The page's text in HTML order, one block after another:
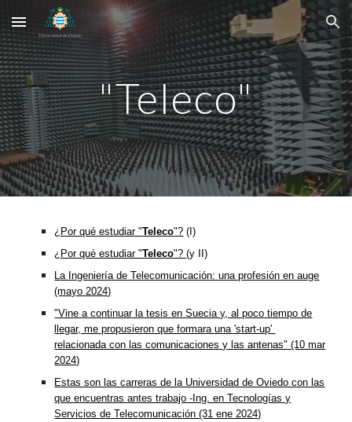
Skip to main content Skip to navigation
"Teleco"
¿Por qué estudiar "Teleco"? (I)
¿Por qué estudiar "Teleco"?(y II)
La Ingeniería de Telecomunicación: una profesión en auge
(mayo 2024)
"Vine a continuar la tesis en Suecia y, al poco tiempo de
llegar, me propusieron que formara una 'start-up'
relacionada con las comunicaciones y las antenas" (10 mar
2024)
Estas son las carreras de la Universidad de Oviedo con las
que encuentras antes trabajo -Ing. en Tecnologías y
Servicios de Telecomunicación (31 ene 2024)